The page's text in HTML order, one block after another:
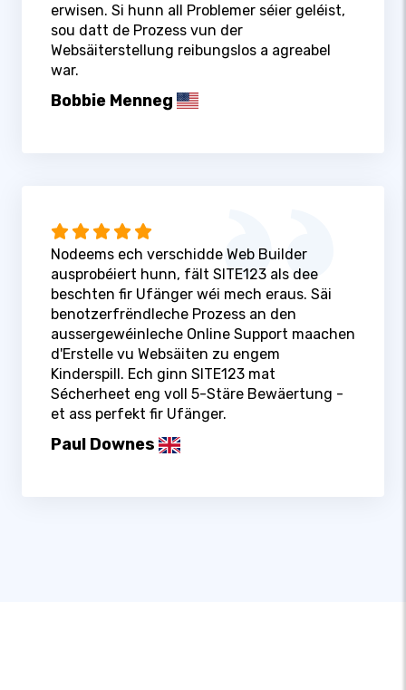
erwisen. Si hunn all Problemer séier geléist,
sou datt de Prozess vun der
Websäiterstellung reibungslos a agreabel
war.
Bobbie Menneg
Nodeems ech verschidde Web Builder
ausprobéiert hunn, fält SITE123 als dee
beschten fir Ufänger wéi mech eraus. Säi
benotzerfrëndleche Prozess an den
aussergewéinleche Online Support maachen
d'Erstelle vu Websäiten zu engem
Kinderspill. Ech ginn SITE123 mat
Sécherheet eng voll 5-Stäre Bewäertung -
et ass perfekt fir Ufänger.
Paul Downes